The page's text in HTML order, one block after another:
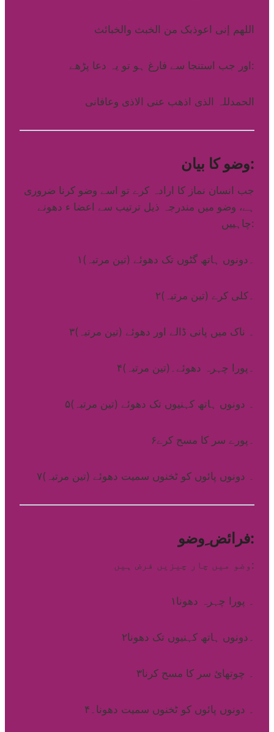
اللھم إنی اعوذبک من الخبث والخبائث
اور جب استنجا سے فارغ ہو تو یہ دعا پڑھے:
الحمدللہ الذی اذھب عنی الاذی وعافانی
وضو کا بیان:
جب انسان نماز کا ارادہ کرے تو اسے وضو کرنا ضروری
ہے، وضو میں مندرجہ ذیل ترتیب سے اعضا ء دھونے
چاہییں:
۱۔دونوں ہاتھ گٹوں تک دھوئے (تین مرتبہ)
۲۔کلی کرے (تین مرتبہ)
۳۔ ناک میں پانی ڈالے اور دھوئے (تین مرتبہ)
۴۔پورا چہرہ دھوئے۔(تین مرتبہ)
۵۔ دونوں ہاتھ کہنیوں تک دھوئے (تین مرتبہ)
۶۔پورے سر کا مسح کرے
۷۔ دونوں پائوں کو ٹخنوں سمیت دھوئے (تین مرتبہ)
فرائض ِوضو:
وضو میں چار چیزیں فرض ہیں:
۱۔ پورا چہرہ دھونا
۲۔دونوں ہاتھ کہنیوں تک دھونا
۳۔ چوتھائ سر کا مسح کرنا
۴۔ دونوں پائوں کو ٹخنوں سمیت دھونا۔